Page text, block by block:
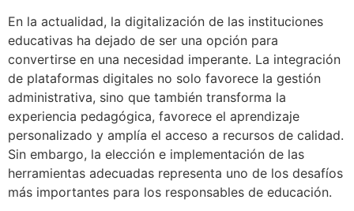
En la actualidad, la digitalización de las instituciones
educativas ha dejado de ser una opción para
convertirse en una necesidad imperante. La integración
de plataformas digitales no solo favorece la gestión
administrativa, sino que también transforma la
experiencia pedagógica, favorece el aprendizaje
personalizado y amplía el acceso a recursos de calidad.
Sin embargo, la elección e implementación de las
herramientas adecuadas representa uno de los desafíos
más importantes para los responsables de educación.